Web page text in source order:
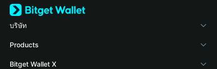
บริษัท
เกี่ยวกับ Bitget Wallet
Blog
Products
Crypto Card
Bitget Wallet X